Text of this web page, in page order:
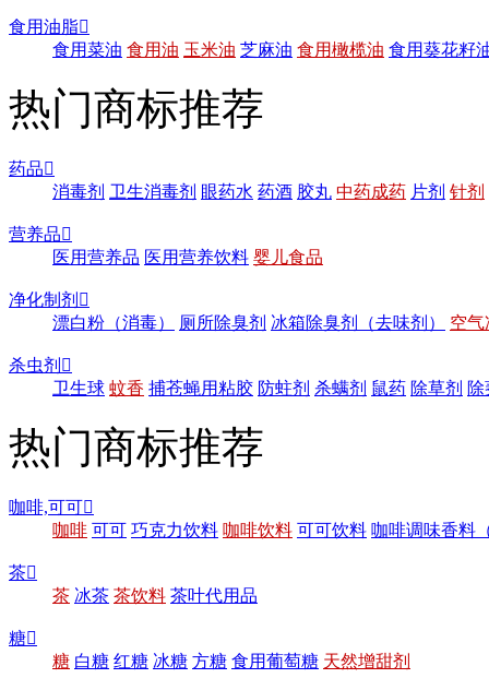
食用油脂
食用菜油 食用油 玉米油 芝麻油 食用橄榄油 食用葵花籽
热门商标推荐
药品
消毒剂 卫生消毒剂 眼药水 药酒 胶丸 中药成药 片剂 针剂
营养品
医用营养品 医用营养饮料 婴儿食品
净化制剂 
漂白粉（消毒）
厕所除臭剂 冰箱除臭剂（去味剂） 空气
杀虫剂 
卫生球 蚊香 捕苍蝇用粘胶 防蛀剂 杀螨剂 鼠药 除草剂
热门商标推荐
咖啡,可可
咖啡 可可 巧克力饮料 咖啡饮料 可可饮料 咖啡调味香料
茶
茶 冰茶 茶饮料 茶叶代用品
糖
糖 白糖 红糖 冰糖 方糖 食用葡萄糖 天然增甜剂